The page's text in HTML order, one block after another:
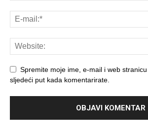
Spremite moje ime, e-mail i web
sljedeći put kada komentarirate.